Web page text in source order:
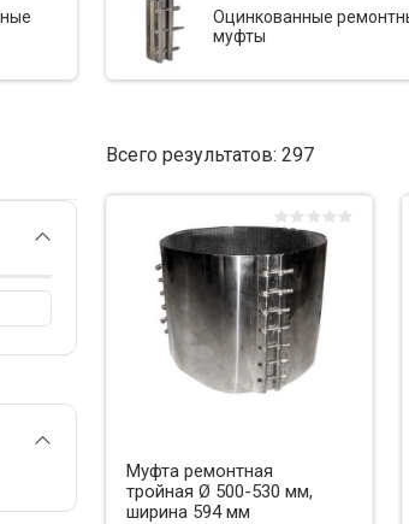
Оцинкованные
муфты
Всего результатов: 297
Муфта ремонтная
тройная Ø 500-530 мм,
ширина 594 мм